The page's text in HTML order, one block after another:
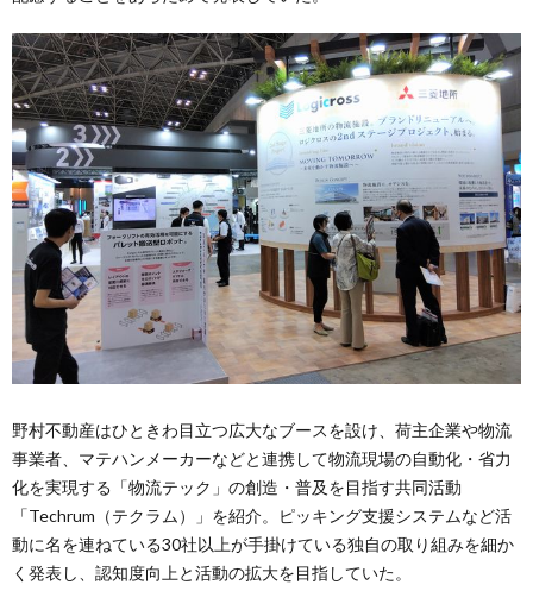
野村不動産はひときわ目立つ広大なブースを設け、荷主企業や物流
事業者、マテハンメーカーなどと連携して物流現場の自動化・省力
化を実現する「物流テック」の創造・普及を目指す共同活動
「Techrum（テクラム）」を紹介。ピッキング支援システムなど活
動に名を連ねている30社以上が手掛けている独自の取り組みを細か
く発表し、認知度向上と活動の拡大を目指していた。